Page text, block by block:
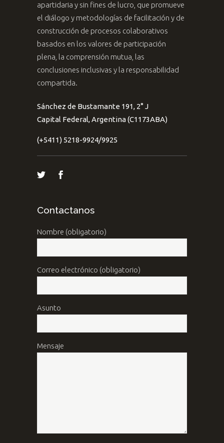
apartidaria y sin fines de lucro, que promueve
el diálogo y metodologías de facilitación y de
construcción de procesos colaborativos
basados en los valores de participación
plena, la comprensión mutua, las
conclusiones inclusivas y la responsabilidad
compartida.
Sánchez de Bustamante 191, 2° J
Capital Federal, Argentina (C1173ABA)
(+5411) 5218-9924/9925
Contactanos
Nombre (obligatorio)
Correo electrónico (obligatorio)
Asunto
Mensaje